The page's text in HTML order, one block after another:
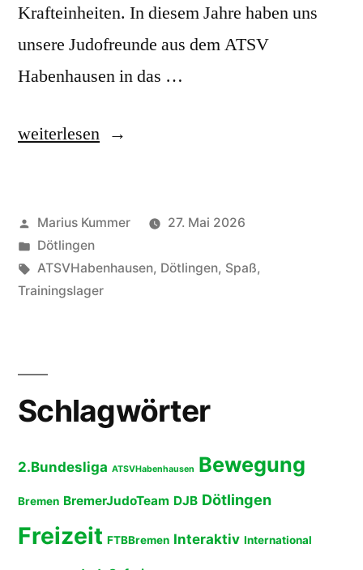
Krafteinheiten. In diesem Jahre haben uns
unsere Judofreunde aus dem ATSV
Habenhausen in das …
„Pfingstwochenende?
Judo
Trainingslager
in
weiterlesen
Veröffentlicht
von
Marius Kummer
27. Mai 2026
Veröffentlicht
unter
Dötlingen
Schlagwörter:
ATSVHabenhausen, Dötlingen, Spaß,
Trainingslager
Schlagwörter
2.Bundesliga ATSVHabenhausen Bewegung
Bremen BremerJudoTeam DJB Dötlingen
Freizeit FTBBremen Interaktiv International